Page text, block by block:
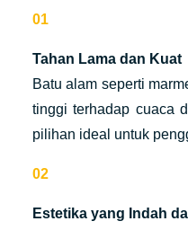
Tahan Lama dan Kuat
Batu alam seperti
tinggi terhadap cuaca
pilihan ideal untuk
Estetika yang Indah